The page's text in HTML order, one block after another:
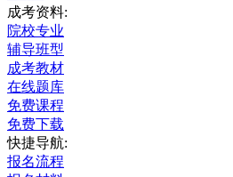
成考资料:
院校专业
辅导班型
成考教材
在线题库
免费课程
免费下载
快捷导航:
报名流程